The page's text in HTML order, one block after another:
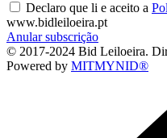
Declaro que li e aceito a
www.bidleiloeira.pt
Anular subscrição
© 2017-2024 Bid Leiloeira.
Powered by MITMYNID®